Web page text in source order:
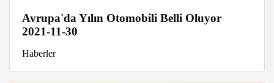
Avrupa'da Yılın Otomobili Belli Oluyor
2021-11-30
Haberler